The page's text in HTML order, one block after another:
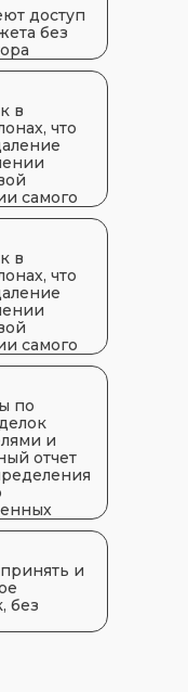
доступ
без
в
что
самого
по
и
отчет
и
без
в
что
самого
И